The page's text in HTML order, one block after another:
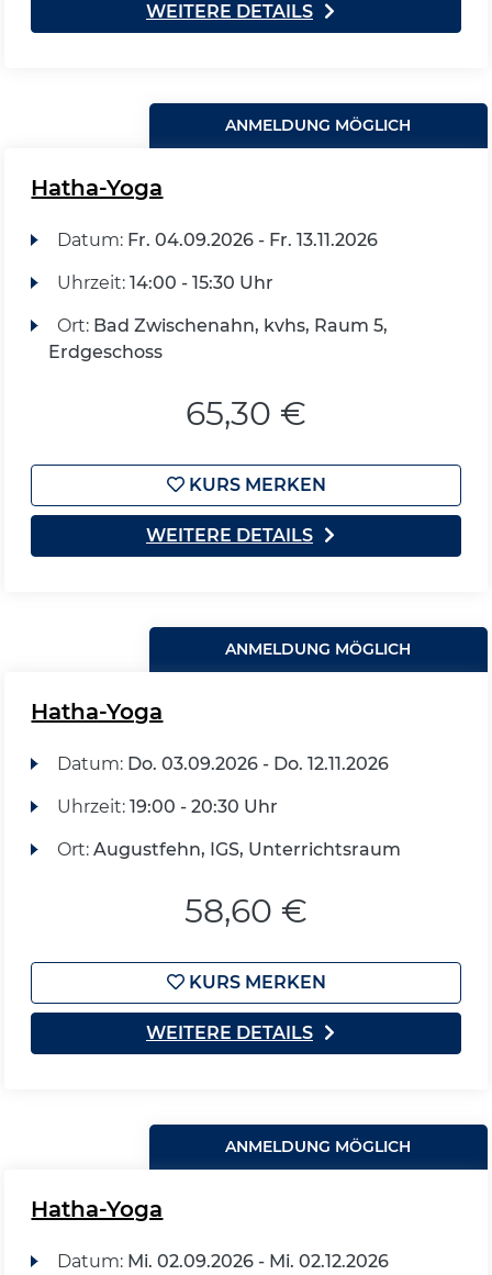
WEITERE DETAILS
ANMELDUNG MÖGLICH
Hatha-Yoga
Datum: Fr. 04.09.2026 - Fr. 13.11.2026
Uhrzeit: 14:00 - 15:30 Uhr
Ort: Bad Zwischenahn, kvhs, Raum 5,
Erdgeschoss
65,30 €
KURS MERKEN
WEITERE DETAILS
ANMELDUNG MÖGLICH
Hatha-Yoga
Datum: Do. 03.09.2026 - Do. 12.11.2026
Uhrzeit: 19:00 - 20:30 Uhr
Ort: Augustfehn, IGS, Unterrichtsraum
58,60 €
KURS MERKEN
WEITERE DETAILS
ANMELDUNG MÖGLICH
Hatha-Yoga
Datum: Mi. 02.09.2026 - Mi. 02.12.2026